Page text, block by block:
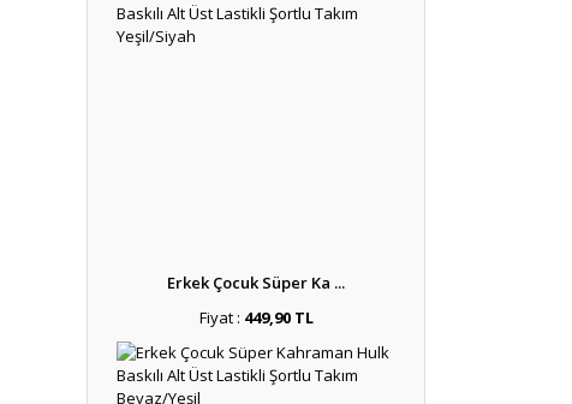
Erkek Çocuk Süper Ka ...
Fiyat : 449,90 TL